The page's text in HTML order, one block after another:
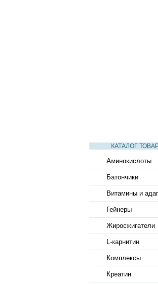
КАТАЛОГ
Аминокислоты
Батончики
Витамины и
Гейнеры
Жиросжигатели
L-карнитин
Комплексы
Креатин